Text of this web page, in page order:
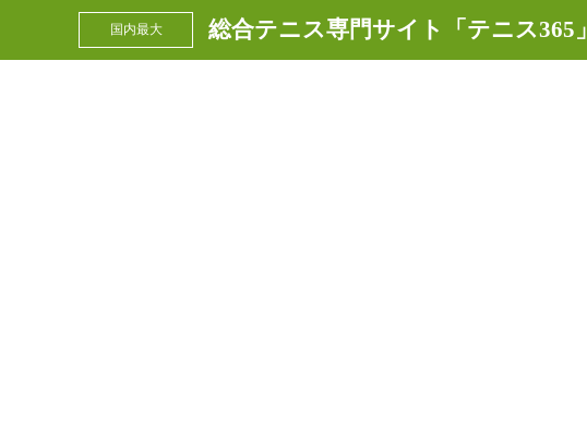
国内最大 総合テニス専門サイト「テニス365」